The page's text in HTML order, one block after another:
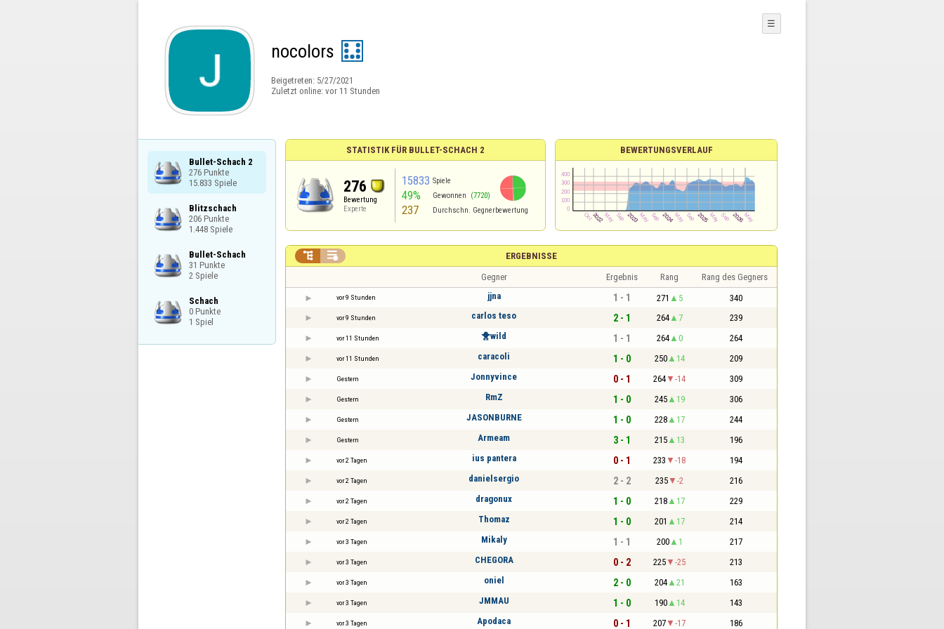
nocolors
Beigetreten: 5/27/2021
Zuletzt online: vor 11 Stunden
☰
Bullet-Schach 2
276 Punkte
15.833 Spiele
Blitzschach
206 Punkte
1.448 Spiele
Bullet-Schach
31 Punkte
2 Spiele
Schach
0 Punkte
1 Spiel
STATISTIK FÜR BULLET-SCHACH 2
276
Bewertung
Experte
15833 Spiele
49% Gewonnen (7720)
237 Durchschn. Gegnerbewertung
BEWERTUNGSVERLAUF
ERGEBNISSE
 
Gegner Ergebnis Rang Rang des Gegners
vor 9 Stunden jjna 1 - 1 271 5 340
vor 9 Stunden carlos teso 2 - 1 264 7 239
vor 11 Stunden 🐥wild 1 - 1 264 0 264
vor 11 Stunden caracoli 1 - 0 250 14 209
Gestern Jonnyvince 0 - 1 264 -14 309
Gestern RmZ 1 - 0 245 19 306
Gestern JASONBURNE 1 - 0 228 17 244
Gestern Armeam 3 - 1 215 13 196
vor 2 Tagen ius pantera 0 - 1 233 -18 194
vor 2 Tagen danielsergio 2 - 2 235 -2 216
vor 2 Tagen dragonux 1 - 0 218 17 229
vor 2 Tagen Thomaz 1 - 0 201 17 214
vor 3 Tagen Mikaly 1 - 1 200 1 217
vor 3 Tagen CHEGORA 0 - 2 225 -25 213
vor 3 Tagen oniel 2 - 0 204 21 163
vor 3 Tagen JMMAU 1 - 0 190 14 143
vor 3 Tagen Apodaca 0 - 1 207 -17 186